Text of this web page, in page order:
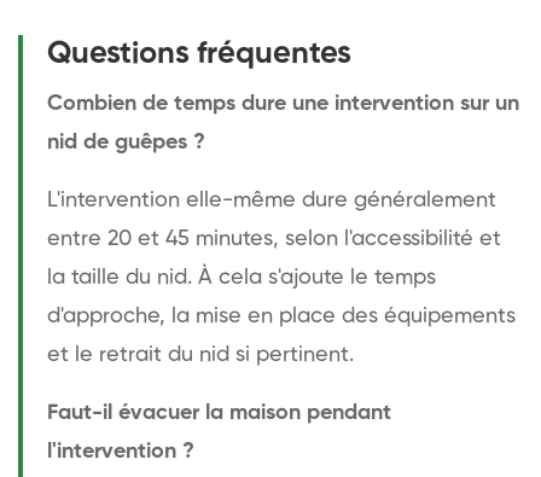
Questions fréquentes
Combien de temps dure une intervention sur un
nid de guêpes ?
L'intervention elle-même dure généralement
entre 20 et 45 minutes, selon l'accessibilité et
la taille du nid. À cela s'ajoute le temps
d'approche, la mise en place des équipements
et le retrait du nid si pertinent.
Faut-il évacuer la maison pendant
l'intervention ?